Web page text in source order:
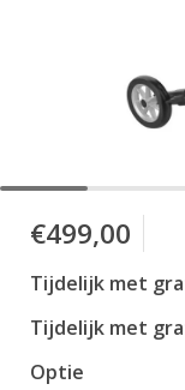
€499,00
Tijdelijk met
Tijdelijk met
Optie